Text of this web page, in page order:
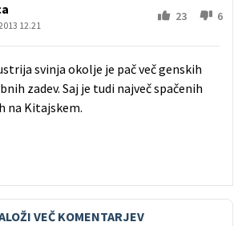
12.21
23 6
svinja okolje je pač več genskih
zadev. Saj je tudi največ spačenih
na Kitajskem.
VEČ KOMENTARJEV